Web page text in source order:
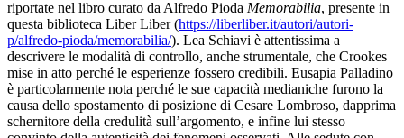
riportate nel libro curato da Alfredo Pioda Memorabilia, presente in
questa biblioteca Liber Liber (https://liberliber.it/autori/autori-
p/alfredo-pioda/memorabilia/). Lea Schiavi è attentissima a
descrivere le modalità di controllo, anche strumentale, che Crookes
mise in atto perché le esperienze fossero credibili. Eusapia Palladino
è particolarmente nota perché le sue capacità medianiche furono la
causa dello spostamento di posizione di Cesare Lombroso, dapprima
schernitore della credulità sull’argomento, e infine lui stesso